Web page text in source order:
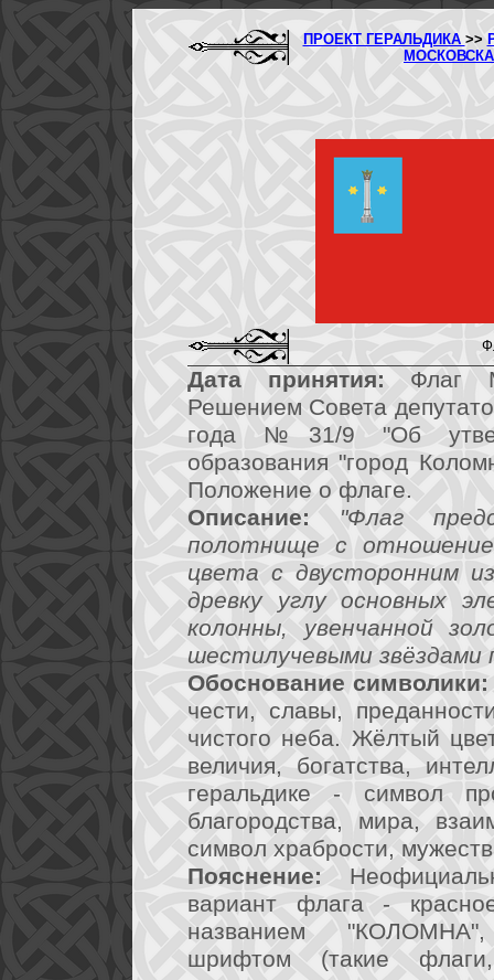
ПРОЕКТ ГЕРАЛЬДИКА >>
Дата принятия: Флаг
Решением Совета
года №31/9 "Об
образования "город
Положение о флаге.
Описание:
"Флаг
полотнище с
цвета с двусторонним
древку углу основных
колонны, увенчанной
шестилучевыми звёздами
Обоснование символики:
чести, славы,
чистого неба. Жёлтый
величия, богатства,
геральдике - символ
благородства, мира,
символ храбрости,
Пояснение:
вариант флага -
названием "КОЛОМНА",
шрифтом (такие